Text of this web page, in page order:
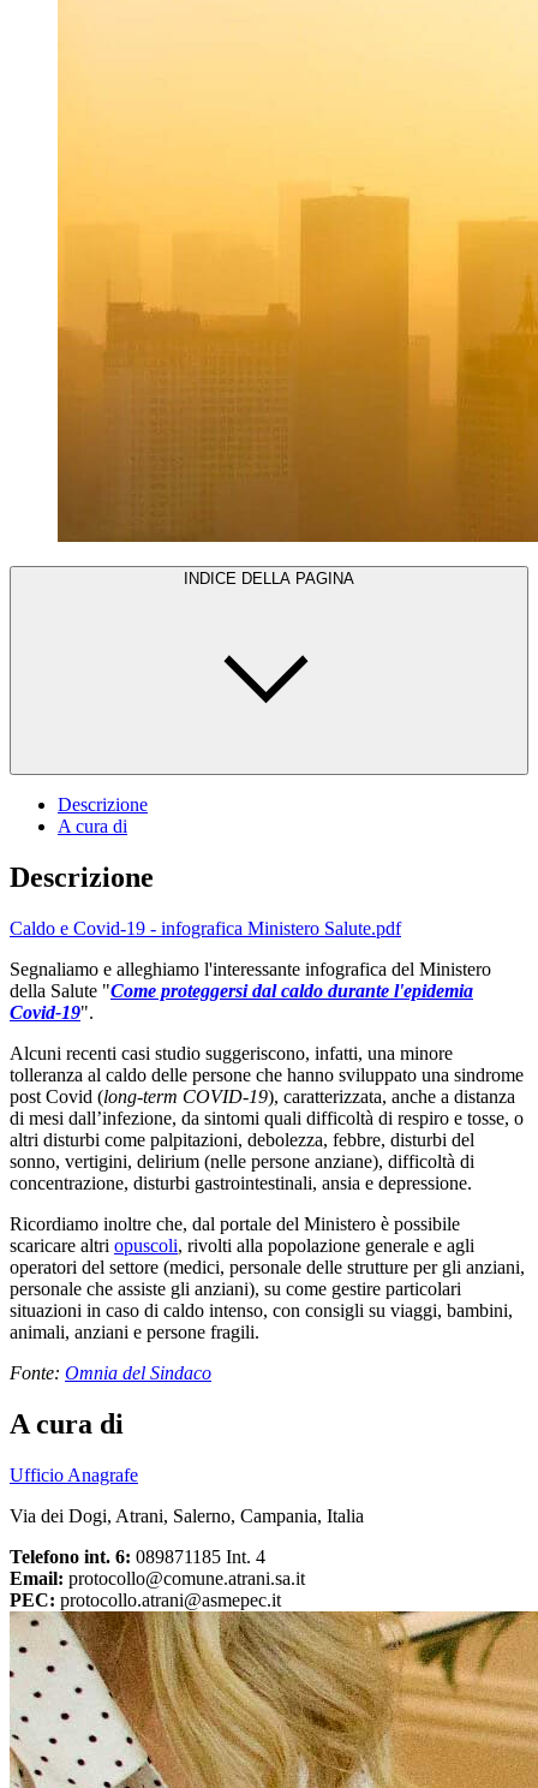
INDICE DELLA PAGINA
Descrizione
A cura di
Descrizione
Caldo e Covid-19 - infografica Ministero Salute.pdf
Segnaliamo e alleghiamo l'interessante infografica del Ministero
della Salute "Come proteggersi dal caldo durante l'epidemia
Covid-19".
Alcuni recenti casi studio suggeriscono, infatti, una minore
tolleranza al caldo delle persone che hanno sviluppato una sindrome
post Covid (long-term COVID-19), caratterizzata, anche a distanza
di mesi dall’infezione, da sintomi quali difficoltà di respiro e tosse, o
altri disturbi come palpitazioni, debolezza, febbre, disturbi del
sonno, vertigini, delirium (nelle persone anziane), difficoltà di
concentrazione, disturbi gastrointestinali, ansia e depressione.
Ricordiamo inoltre che, dal portale del Ministero è possibile
scaricare altri opuscoli, rivolti alla popolazione generale e agli
operatori del settore (medici, personale delle strutture per gli anziani,
personale che assiste gli anziani), su come gestire particolari
situazioni in caso di caldo intenso, con consigli su viaggi, bambini,
animali, anziani e persone fragili.
Fonte: Omnia del Sindaco
A cura di
Ufficio Anagrafe
Via dei Dogi, Atrani, Salerno, Campania, Italia
Telefono int. 6: 089871185 Int. 4
Email: protocollo@comune.atrani.sa.it
PEC: protocollo.atrani@asmepec.it